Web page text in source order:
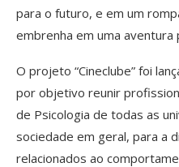
para o futuro, e em um
embrenha em uma aventura
O projeto “Cineclube” foi
por objetivo reunir
de Psicologia de todas as
sociedade em geral, para a
relacionados ao